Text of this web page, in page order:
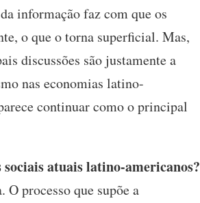
informação faz com que os
o que o torna superficial. Mas,
discussões são justamente a
nas economias latino-
continuar como o principal
atuais latino-americanos?
processo que supõe a